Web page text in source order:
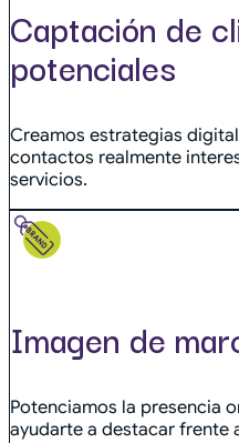
Captación de
potenciales
Creamos estrategias
contactos realmente
servicios.
Imagen de
Potenciamos la presencia
ayudarte a destacar frente